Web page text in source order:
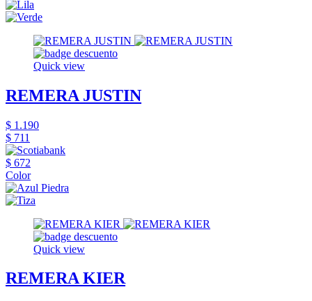
Quick view
REMERA JUSTIN
$ 1.190
$ 711
$ 672
Color
Quick view
REMERA KIER